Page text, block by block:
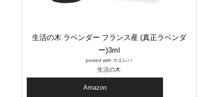
生活の木 ラベンダー フランス産 (真正ラベンダ
ー)3ml
posted with カエレバ
生活の木
Amazon